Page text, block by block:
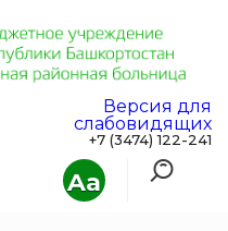
Aa
Версия для
слабовидящих
+7 (3474) 122-241